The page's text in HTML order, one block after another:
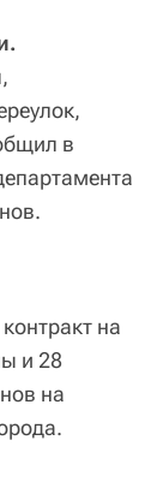
в
на
и 28
на